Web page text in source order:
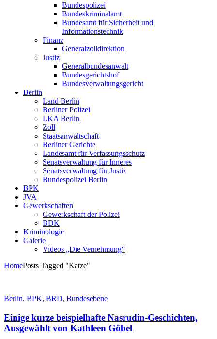
Bundespolizei
Bundeskriminalamt
Bundesamt für Sicherheit und
Informationstechnik
Finanz
Generalzolldirektion
Justiz
Generalbundesanwalt
Bundesgerichtshof
Bundesverwaltungsgericht
Berlin
Land Berlin
Berliner Polizei
LKA Berlin
Zoll
Staatsanwaltschaft
Berliner Gerichte
Landesamt für Verfassungsschutz
Senatsverwaltung für Inneres
Senatsverwaltung für Justiz
Bundespolizei Berlin
BPK
JVA
Gewerkschaften
Gewerkschaft der Polizei
BDK
Kriminologie
Galerie
Videos „Die Vernehmung“
HomePosts Tagged "Katze"
Berlin, BPK, BRD, Bundesebene
Einige kurze beispielhafte Nasrudin-Geschichten,
Ausgewählt von Kathleen Göbel